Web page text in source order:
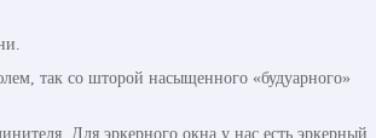
так со шторой насыщенного «будуарного»
Для эркерного окна у нас есть эркерный